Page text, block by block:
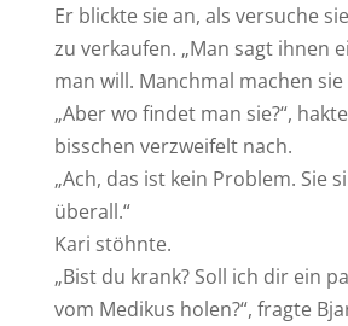
Er blickte sie an, als versuche
zu verkaufen. „Man sagt ihnen
man will. Manchmal machen sie
„Aber wo findet man sie?“,
bisschen verzweifelt nach.
„Ach, das ist kein Problem. Sie
überall.“
Kari stöhnte.
„Bist du krank? Soll ich dir ein
vom Medikus holen?“, fragte